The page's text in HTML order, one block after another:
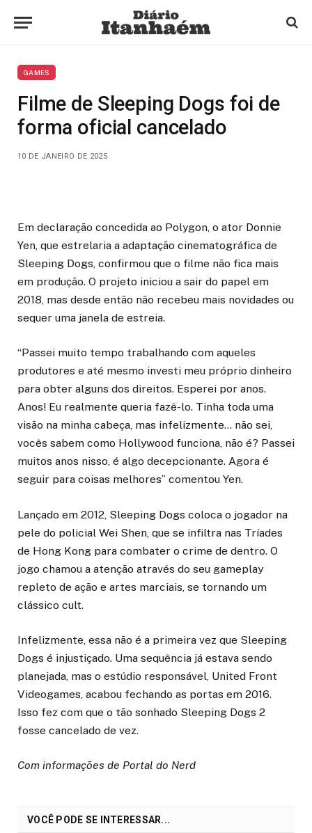
GAMES
Filme de Sleeping Dogs foi de
forma oficial cancelado
10 DE JANEIRO DE 2025
Em declaração concedida ao Polygon, o ator Donnie
Yen, que estrelaria a adaptação cinematográfica de
Sleeping Dogs, confirmou que o filme não fica mais
em produção. O projeto iniciou a sair do papel em
2018, mas desde então não recebeu mais novidades ou
sequer uma janela de estreia.
“Passei muito tempo trabalhando com aqueles
produtores e até mesmo investi meu próprio dinheiro
para obter alguns dos direitos. Esperei por anos.
Anos! Eu realmente queria fazê-lo. Tinha toda uma
visão na minha cabeça, mas infelizmente… não sei,
vocês sabem como Hollywood funciona, não é? Passei
muitos anos nisso, é algo decepcionante. Agora é
seguir para coisas melhores” comentou Yen.
Lançado em 2012, Sleeping Dogs coloca o jogador na
pele do policial Wei Shen, que se infiltra nas Tríades
de Hong Kong para combater o crime de dentro. O
jogo chamou a atenção através do seu gameplay
repleto de ação e artes marciais, se tornando um
clássico cult.
Infelizmente, essa não é a primeira vez que Sleeping
Dogs é injustiçado. Uma sequência já estava sendo
planejada, mas o estúdio responsável, United Front
Videogames, acabou fechando as portas em 2016.
Isso fez com que o tão sonhado Sleeping Dogs 2
fosse cancelado de vez.
Com informações de Portal do Nerd
VOCÊ PODE SE INTERESSAR...